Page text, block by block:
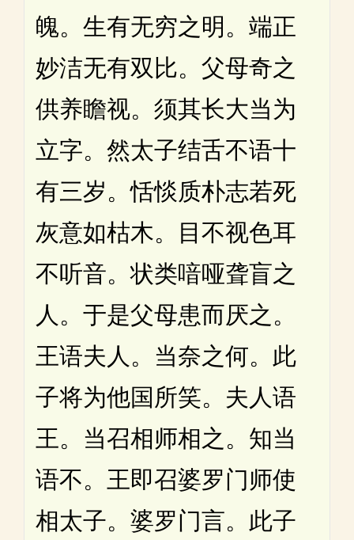
魄。生有无穷之明。端正
妙洁无有双比。父母奇之
供养瞻视。须其长大当为
立字。然太子结舌不语十
有三岁。恬惔质朴志若死
灰意如枯木。目不视色耳
不听音。状类喑哑聋盲之
人。于是父母患而厌之。
王语夫人。当奈之何。此
子将为他国所笑。夫人语
王。当召相师相之。知当
语不。王即召婆罗门师使
相太子。婆罗门言。此子